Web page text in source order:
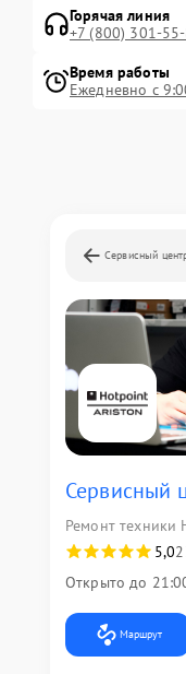
Горячая линия
+7 (800) 301-
Время работы
Ежедневно с
Сервисный
Сервисный
Ремонт
5,0
Открыто до
Маршрут